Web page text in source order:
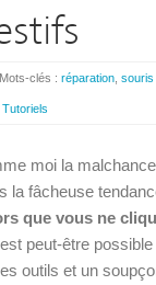
Mots-clés : réparation souris
moi la
la fâcheuse
que vous ne
peut-être
outils et un